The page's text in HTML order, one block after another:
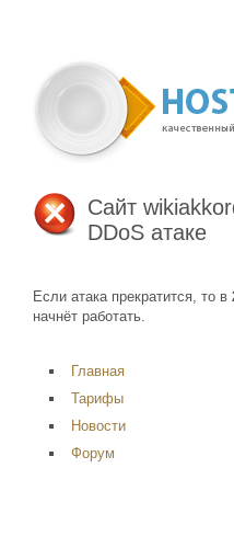
Сайт
DDoS атаке
Если атака прекратится, то в
начнёт работать.
Главная
Тарифы
Новости
Форум